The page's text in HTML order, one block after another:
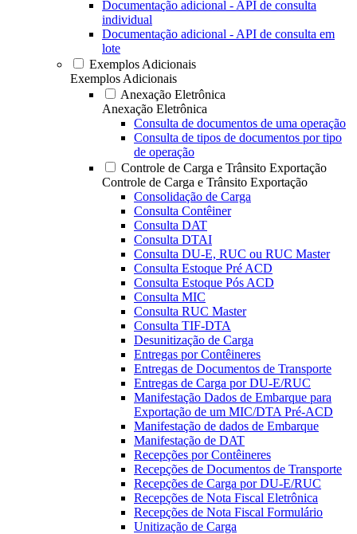
Documentação adicional - API de consulta
individual
Documentação adicional - API de consulta em
lote
Exemplos Adicionais
Exemplos Adicionais
Anexação Eletrônica
Anexação Eletrônica
Consulta de documentos de uma operação
Consulta de tipos de documentos por tipo
de operação
Controle de Carga e Trânsito Exportação
Controle de Carga e Trânsito Exportação
Consolidação de Carga
Consulta Contêiner
Consulta DAT
Consulta DTAI
Consulta DU-E, RUC ou RUC Master
Consulta Estoque Pré ACD
Consulta Estoque Pós ACD
Consulta MIC
Consulta RUC Master
Consulta TIF-DTA
Desunitização de Carga
Entregas por Contêineres
Entregas de Documentos de Transporte
Entregas de Carga por DU-E/RUC
Manifestação Dados de Embarque para
Exportação de um MIC/DTA Pré-ACD
Manifestação de dados de Embarque
Manifestação de DAT
Recepções por Contêineres
Recepções de Documentos de Transporte
Recepções de Carga por DU-E/RUC
Recepções de Nota Fiscal Eletrônica
Recepções de Nota Fiscal Formulário
Unitização de Carga